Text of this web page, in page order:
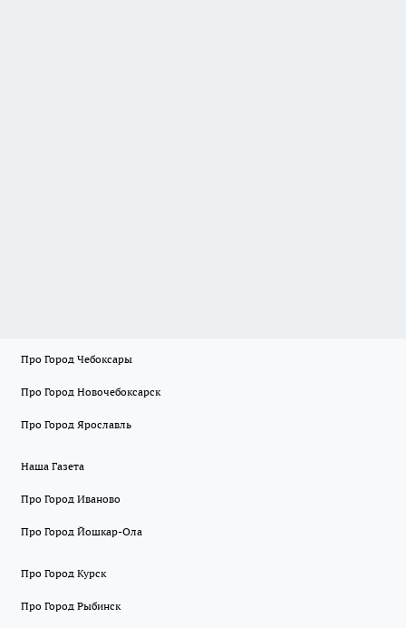
Про Город Чебоксары
Про Город Новочебоксарск
Про Город Ярославль
Наша Газета
Про Город Иваново
Про Город Йошкар-Ола
Про Город Курск
Про Город Рыбинск